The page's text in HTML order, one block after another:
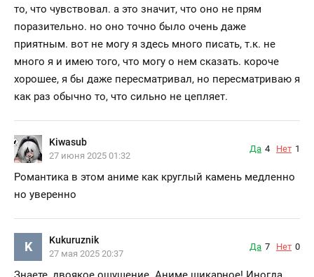
то, что чувствовал. а это значит, что оно не прям
поразительно. но оно точно было очень даже
приятным. вот не могу я здесь много писать, т.к. не
много я и имею того, что могу о нем сказать. короче
хорошее, я бы даже пересматривал, но пересматриваю я
как раз обычно то, что сильно не цепляет.
Kiwasub
27 июня 2025 01:32
Да 4 Нет 1
Романтика в этом аниме как круглый камень медленно
но уверенно
K Kukuruznik
27 мая 2025 20:37
Да 7 Нет 0